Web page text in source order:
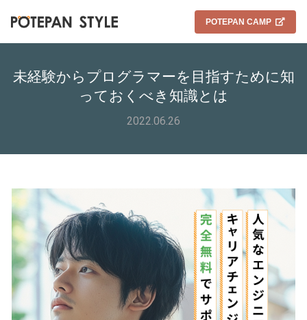
POTEPAN CAMP
未経験からプログラマーを目指すために知
っておくべき知識とは
2022.06.26